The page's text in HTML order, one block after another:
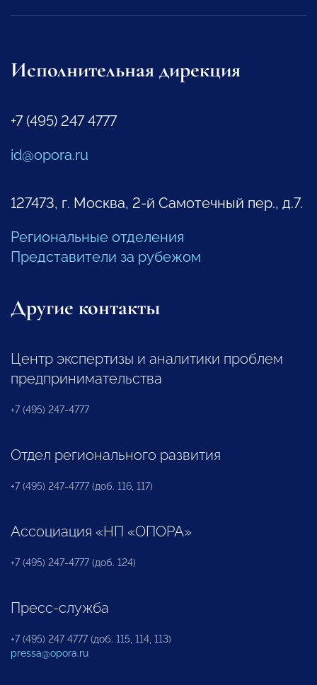
Исполнительная дирекция
+7 (495) 247 4777
id@opora.ru
127473, г. Москва, 2-й Самотечный пер., д.7.
Региональные отделения
Представители за рубежом
Другие контакты
Центр экспертизы и аналитики проблем
предпринимательства
+7 (495) 247-4777
Отдел регионального развития
+7 (495) 247-4777 (доб. 116, 117)
Ассоциация «НП «ОПОРА»
+7 (495) 247-4777 (доб. 124)
Пресс-служба
+7 (495) 247 4777 (доб. 115, 114, 113)
pressa@opora.ru